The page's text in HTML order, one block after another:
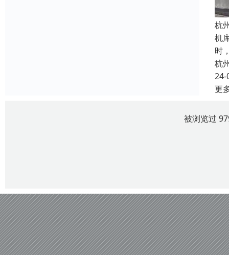
杭
机
时
杭
24-
更
被浏览过